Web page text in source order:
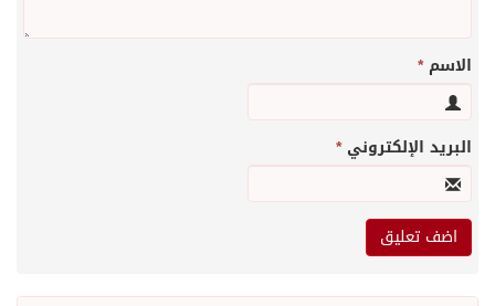
الاسم*
البريد الإلكتروني*